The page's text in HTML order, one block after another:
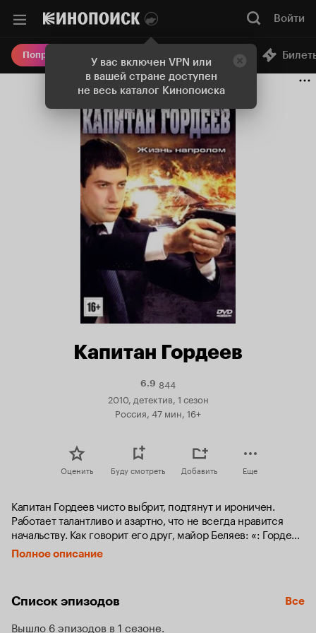
У вас включен VPN или
в вашей стране доступен
не весь каталог Кинопоиска
Войти
Попробовать Плюс Онлайн-кинотеатр
Капитан Гордеев
6.9Рейтинг
Кинопоиска
844
2010, детектив, 1 сезон
Россия, 47 мин, 16+
Оценить Буду смотреть Добавить Еще
Капитан Гордеев чисто выбрит, подтянут и ироничен.
Работает талантливо и азартно, что не всегда нравится
начальству. Как говорит его друг, майор Беляев: «: Гордеев
ведь краёв не видит, прёт напролом, пока убийцу не
поймает, а потом и гуляет - тоже, с выкрутасами!».
преступникам понятно, когда он шутит, а когда говорит
Полное описание
Список эпизодов Все
Вышло 6 эпизодов в 1 сезоне